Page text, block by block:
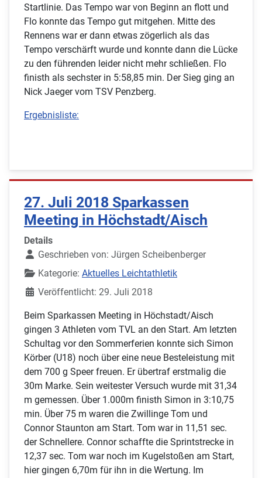
Startlinie. Das Tempo war von Beginn an flott und
Flo konnte das Tempo gut mitgehen. Mitte des
Rennens war er dann etwas zögerlich als das
Tempo verschärft wurde und konnte dann die Lücke
zu den führenden leider nicht mehr schließen. Flo
finisth als sechster in 5:58,85 min. Der Sieg ging an
Nick Jaeger vom TSV Penzberg.
Ergebnisliste:
27. Juli 2018 Sparkassen
Meeting in Höchstadt/Aisch
Details
Geschrieben von: Jürgen Scheibenberger
Kategorie: Aktuelles Leichtathletik
Veröffentlicht: 29. Juli 2018
Beim Sparkassen Meeting in Höchstadt/Aisch
gingen 3 Athleten vom TVL an den Start. Am letzten
Schultag vor den Sommerferien konnte sich Simon
Körber (U18) noch über eine neue Besteleistung mit
dem 700 g Speer freuen. Er übertraf erstmalig die
30m Marke. Sein weitester Versuch wurde mit 31,34
m gemessen. Über 1.000m finisth Simon in 3:10,75
min. Über 75 m waren die Zwillinge Tom und
Connor Staunton am Start. Tom war in 11,51 sec.
der Schnellere. Connor schaffte die Sprintstrecke in
12,37 sec. Tom war noch im Kugelstoßen am Start,
hier gingen 6,70m für ihn in die Wertung. Im